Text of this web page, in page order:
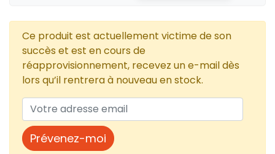
Ce produit est actuellement victime de son
succès et est en cours de
réapprovisionnement, recevez un e-mail dès
lors qu’il rentrera à nouveau en stock.
Prévenez-moi